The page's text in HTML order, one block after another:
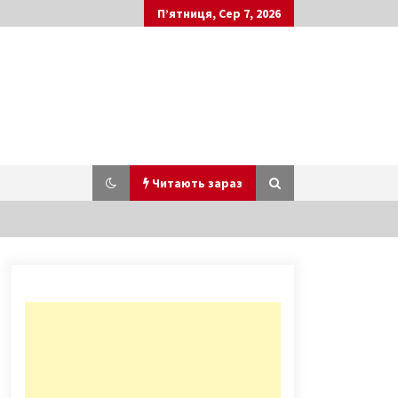
П’ятниця, Сер 7, 2026
Читають зараз